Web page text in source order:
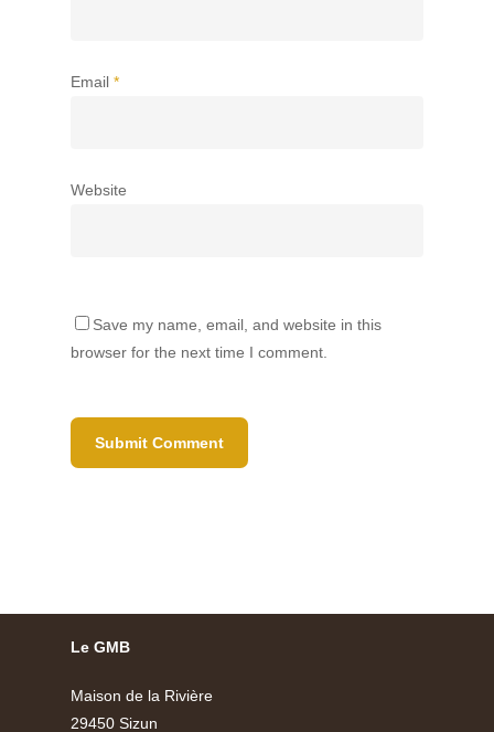
Email *
Website
Save my name, email, and website in this
browser for the next time I comment.
Le GMB
Maison de la Rivière
29450 Sizun